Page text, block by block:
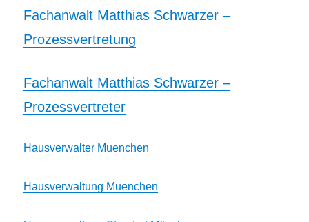
Fachanwalt Matthias Schwarzer –
Prozessvertretung
Fachanwalt Matthias Schwarzer –
Prozessvertreter
Hausverwalter Muenchen
Hausverwaltung Muenchen